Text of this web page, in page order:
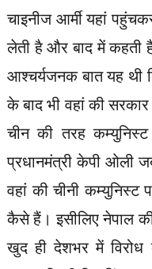
चाइनीज आर्मी यहां
लेती है और बाद में कहती
आश्चर्यजनक बात यह थी
के बाद भी वहां की सरकार
चीन की तरह
प्रधानमंत्री केपी ओली
वहां की चीनी कम्युनिस्ट
कैसे हैं। इसीलिए नेपाल
खुद ही देशभर में